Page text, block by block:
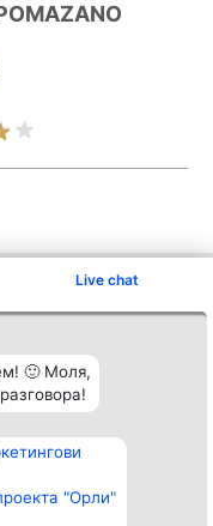
Live chat
🙂 Моля,
"Орли"
Контакти
Контакти